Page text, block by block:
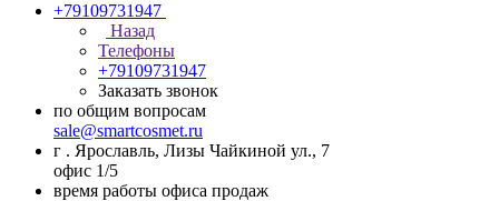
+79109731947
Назад
Телефоны
+79109731947
Заказать звонок
по общим вопросам
sale@smartcosmet.ru
г . Ярославль, Лизы Чайкиной ул., 7
офис 1/5
время работы офиса продаж